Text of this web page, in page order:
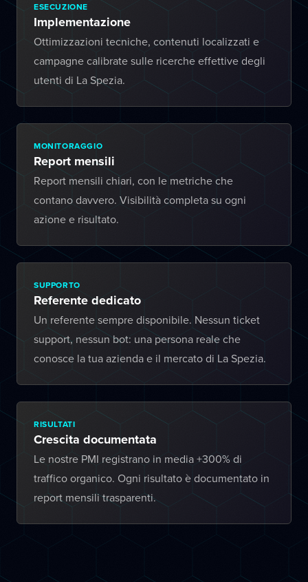
ESECUZIONE
Implementazione
Ottimizzazioni tecniche, contenuti localizzati e
campagne calibrate sulle ricerche effettive degli
utenti di La Spezia.
MONITORAGGIO
Report mensili
Report mensili chiari, con le metriche che
contano davvero. Visibilità completa su ogni
azione e risultato.
SUPPORTO
Referente dedicato
Un referente sempre disponibile. Nessun ticket
support, nessun bot: una persona reale che
conosce la tua azienda e il mercato di La Spezia.
RISULTATI
Crescita documentata
Le nostre PMI registrano in media +300% di
traffico organico. Ogni risultato è documentato in
report mensili trasparenti.